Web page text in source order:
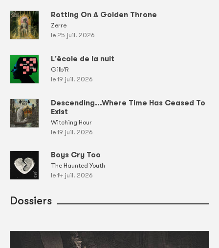
Rotting On A Golden Throne
Zerre
le 25 juil. 2026
L'école de la nuit
Gilb'R
le 19 juil. 2026
Descending...Where Time Has Ceased To
Exist
Witching Hour
le 19 juil. 2026
Boys Cry Too
The Haunted Youth
le 14 juil. 2026
Dossiers